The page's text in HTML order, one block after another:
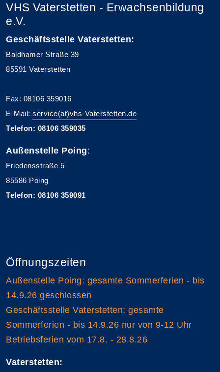
VHS Vaterstetten - Erwachsenbildung
e.V.
Geschäftsstelle Vaterstetten:
Baldhamer Straße 39
85591 Vaterstetten
Fax: 08106 359016
E-Mail: service(at)vhs-Vaterstetten.de
Telefon: 08106 359035
Außenstelle Poing:
Friedensstraße 5
85586 Poing
Telefon: 08106 359091
Öffnungszeiten
Außenstelle Poing: gesamte Sommerferien - bis
14.9.26 geschlossen
Geschäftsstelle Vaterstetten: gesamte
Sommerferien - bis 14.9.26 nur von 9-12 Uhr
Betriebsferien vom 17.8. - 28.8.26
Vaterstetten: